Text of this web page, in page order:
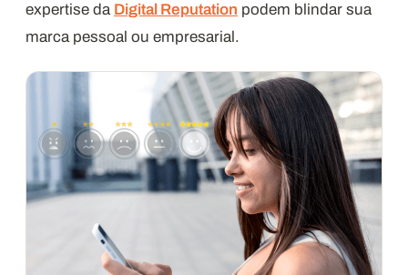
expertise da Digital Reputation podem blindar sua
marca pessoal ou empresarial.